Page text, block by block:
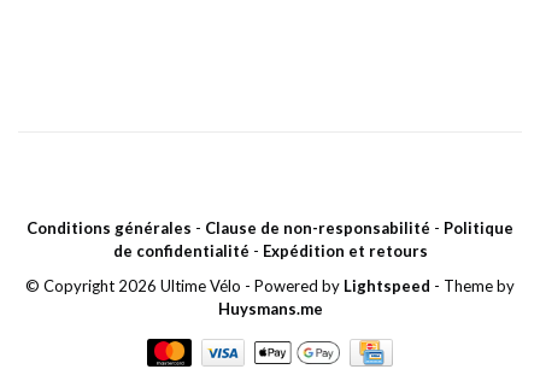
Conditions générales - Clause de non-responsabilité - Politique
de confidentialité - Expédition et retours
© Copyright 2026 Ultime Vélo - Powered by Lightspeed - Theme by
Huysmans.me